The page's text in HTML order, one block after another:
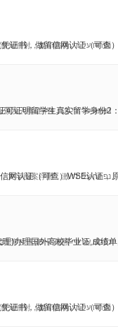
נפתח על ידי镭射，复印防伪、
书，做留信网认证（可查
נפתח על ידי颁发入库证书4：这
证明留学生真实留学身份
נפתח על ידי文字图案浮雕，激
认证（可查）WSE认证
נפתח על ידי,学生卡,ID卡,驾照,
办理国外高校毕业证,成绩
נפתח על ידי光镭射，复印防伪
书，做留信网认证（可